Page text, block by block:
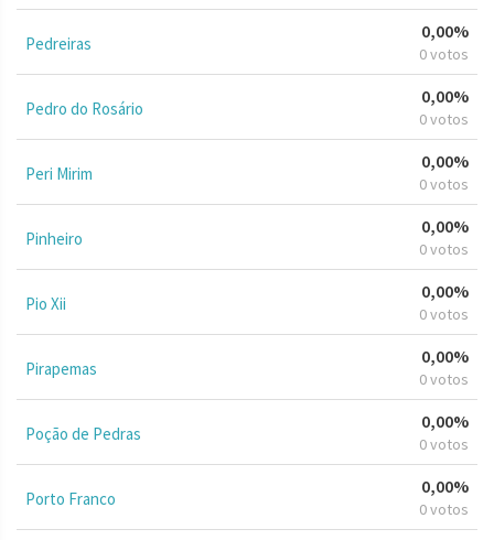
Pedreiras
0,00%
0 votos
Pedro do Rosário
0,00%
0 votos
Peri Mirim
0,00%
0 votos
Pinheiro
0,00%
0 votos
Pio Xii
0,00%
0 votos
Pirapemas
0,00%
0 votos
Poção de Pedras
0,00%
0 votos
Porto Franco
0,00%
0 votos